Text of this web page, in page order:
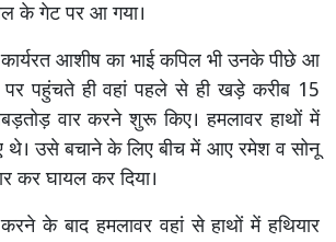
के गेट पर आ गया।
आशीष का भाई कपिल भी उनके पीछे आ
पहुंचते ही वहां पहले से ही खड़े करीब 15
वार करने शुरू किए। हमलावर हाथों में
थे। उसे बचाने के लिए बीच में आए रमेश व सोनू
कर घायल कर दिया।
करने के बाद हमलावर वहां से हाथों में हथियार